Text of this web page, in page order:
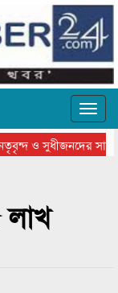
ও সুধীজনদের সাথে